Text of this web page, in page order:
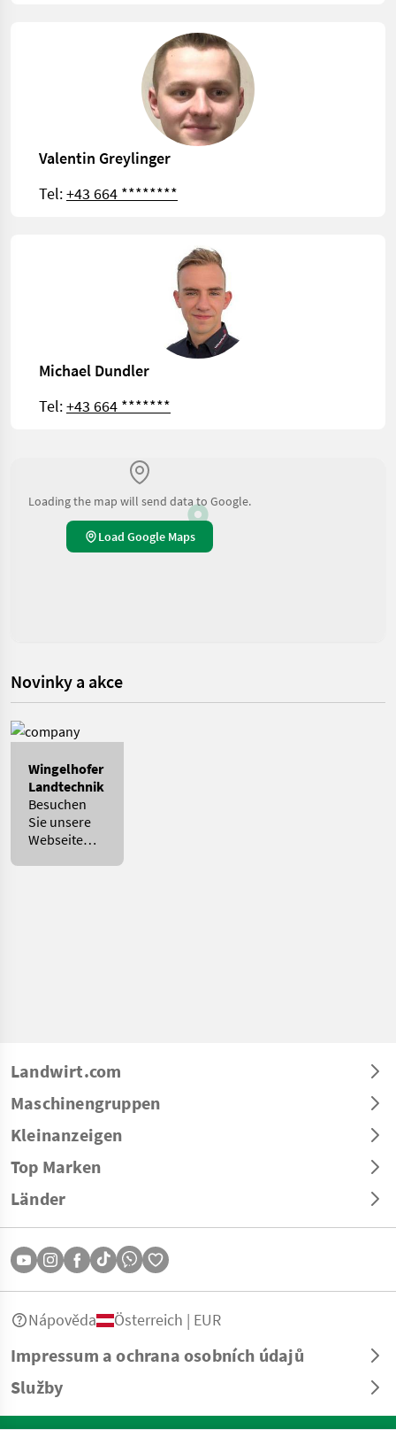
Valentin Greylinger
Tel:+43 664 ********
Michael Dundler
Tel:+43 664 *******
Loading the map will send data to Google.
Load Google Maps
Novinky a akce
Wingelhofer
Landtechnik
Besuchen
Sie unsere
Webseite
Landwirt.com
Maschinengruppen
Kleinanzeigen
Top Marken
Länder
Impressum a ochrana osobních údajů
Služby
Nápověda Österreich | EUR